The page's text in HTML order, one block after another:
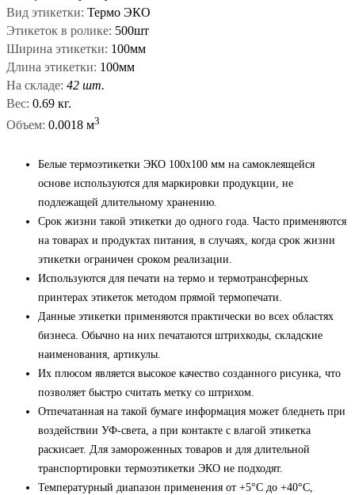
Вид этикетки: Термо ЭКО
Этикеток в ролике: 500шт
Ширина этикетки: 100мм
Длина этикетки: 100мм
На складе: 42 шт.
Вес: 0.69 кг.
Объем: 0.0018 м3
Белые термоэтикетки ЭКО 100x100 мм на самоклеящейся
основе используются для маркировки продукции, не
подлежащей длительному хранению.
Срок жизни такой этикетки до одного года. Часто применяются
на товарах и продуктах питания, в случаях, когда срок жизни
этикетки ограничен сроком реализации.
Используются для печати на термо и термотрансферных
принтерах этикеток методом прямой термопечати.
Данные этикетки применяются практически во всех областях
бизнеса. Обычно на них печатаются штрихкоды, складские
наименования, артикулы.
Их плюсом является высокое качество созданного рисунка, что
позволяет быстро считать метку со штрихом.
Отпечатанная на такой бумаге информация может бледнеть при
воздействии УФ-света, а при контакте с влагой этикетка
раскисает. Для замороженных товаров и для длительной
транспортировки термоэтикетки ЭКО не подходят.
Температурный диапазон применения от +5°С до +40°С,